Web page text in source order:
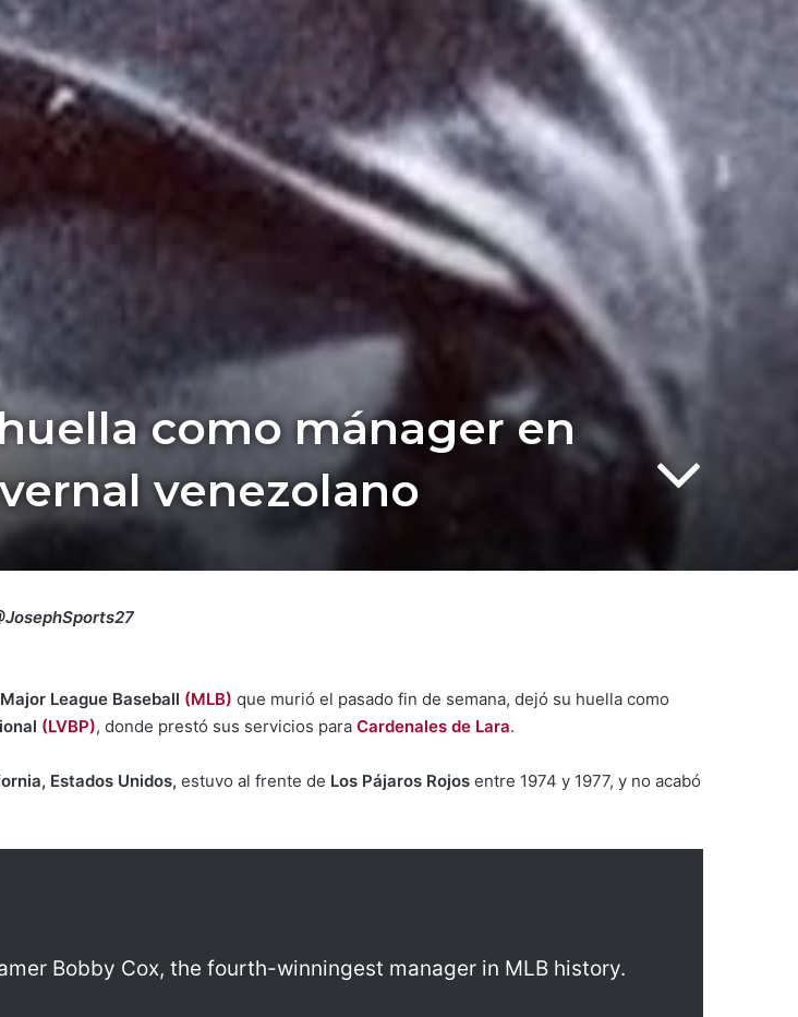
como mánager en
venezolano
Major League Baseball (MLB) que murió el pasado fin de semana, dejó su huella como
(LVBP), donde prestó sus servicios para Cardenales de Lara.
Estados Unidos, estuvo al frente de Los Pájaros Rojos entre 1974 y 1977, y no acabó
Bobby Cox, the fourth-winningest manager in MLB history.